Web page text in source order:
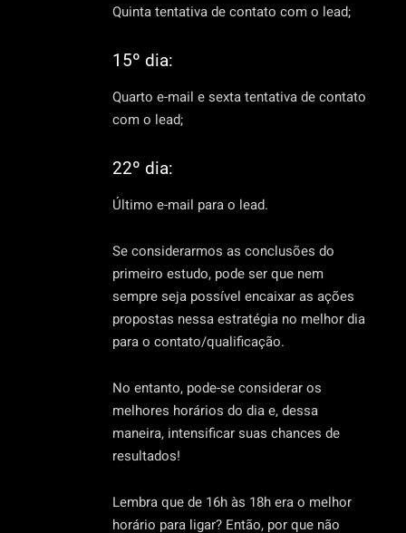
Quinta tentativa de contato com o lead;
15º dia:
Quarto e-mail e sexta tentativa de contato
com o lead;
22º dia:
Último e-mail para o lead.
Se considerarmos as conclusões do
primeiro estudo, pode ser que nem
sempre seja possível encaixar as ações
propostas nessa estratégia no melhor dia
para o contato/qualificação.
No entanto, pode-se considerar os
melhores horários do dia e, dessa
maneira, intensificar suas chances de
resultados!
Lembra que de 16h às 18h era o melhor
horário para ligar? Então, por que não